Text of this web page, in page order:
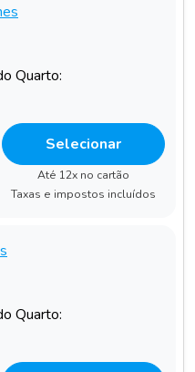
Quarto:
Selecionar
Até 12x no cartão
Taxas e impostos incluídos
Quarto: